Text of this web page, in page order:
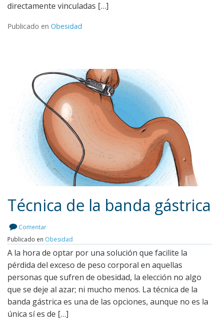
directamente vinculadas […]
Publicado en Obesidad
Leer más
Técnica de la banda gástrica
Comentar
Publicado en Obesidad
A la hora de optar por una solución que facilite la
pérdida del exceso de peso corporal en aquellas
personas que sufren de obesidad, la elección no algo
que se deje al azar; ni mucho menos. La técnica de la
banda gástrica es una de las opciones, aunque no es la
única sí es de […]